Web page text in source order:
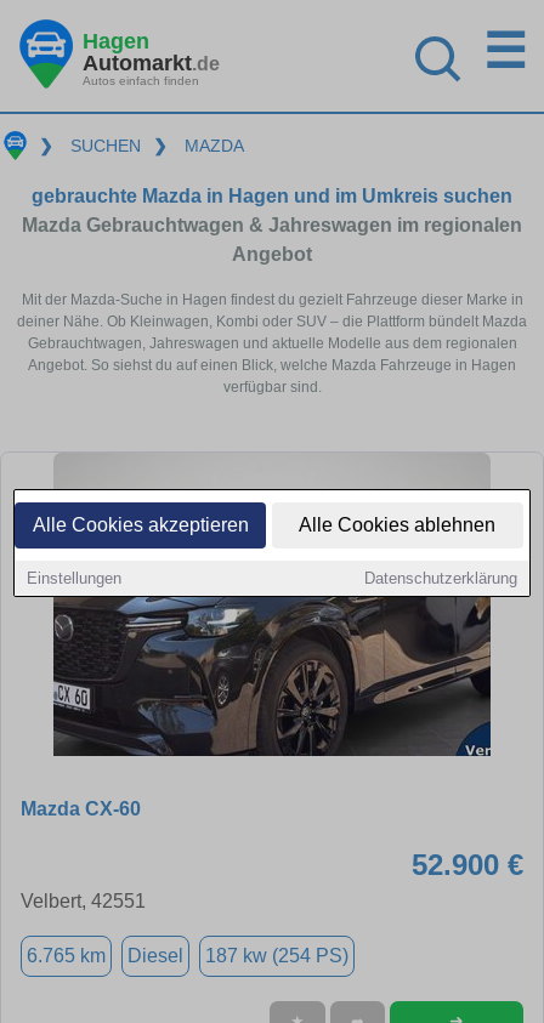
Alle Cookies akzeptieren Alle Cookies ablehnen
Einstellungen Datenschutzerklärung
Hagen
Automarkt.de
Autos einfach finden
☰
❯ SUCHEN ❯ MAZDA
gebrauchte Mazda in Hagen und im Umkreis suchen
Mazda Gebrauchtwagen & Jahreswagen im regionalen
Angebot
Mit der Mazda-Suche in Hagen findest du gezielt Fahrzeuge dieser Marke in
deiner Nähe. Ob Kleinwagen, Kombi oder SUV – die Plattform bündelt Mazda
Gebrauchtwagen, Jahreswagen und aktuelle Modelle aus dem regionalen
Angebot. So siehst du auf einen Blick, welche Mazda Fahrzeuge in Hagen
verfügbar sind.
Mazda CX-60
52.900 €
Velbert, 42551
6.765 km Diesel 187 kw (254 PS)